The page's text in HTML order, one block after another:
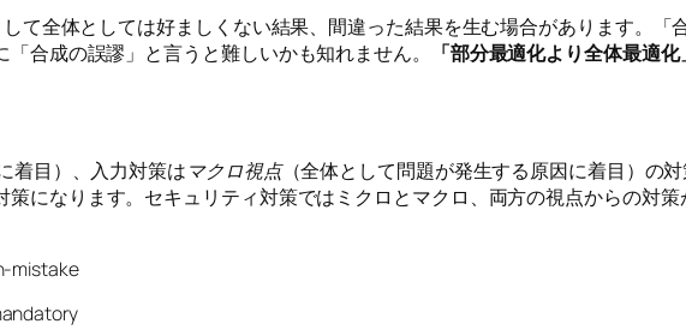
て全体としては好ましくない結果、間違った結果を生む場合があります。「
合成の誤謬」と言うと難しいかも知れません。
「部分最適化より全体最適
着目）、入力対策はマクロ視点（全体として問題が発生する原因に着目）の
策になります。セキュリティ対策ではミクロとマクロ、両方の視点からの対
mistake